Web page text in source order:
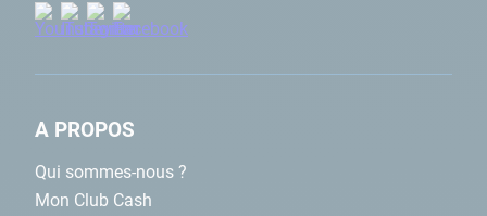
A PROPOS
Qui sommes-nous ?
Mon Club Cash